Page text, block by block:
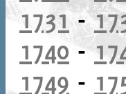
1731 -
1740 -
1749 -